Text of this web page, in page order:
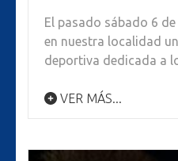
El pasado sábado 6
en nuestra localidad
deportiva dedicada a
VER MÁS...